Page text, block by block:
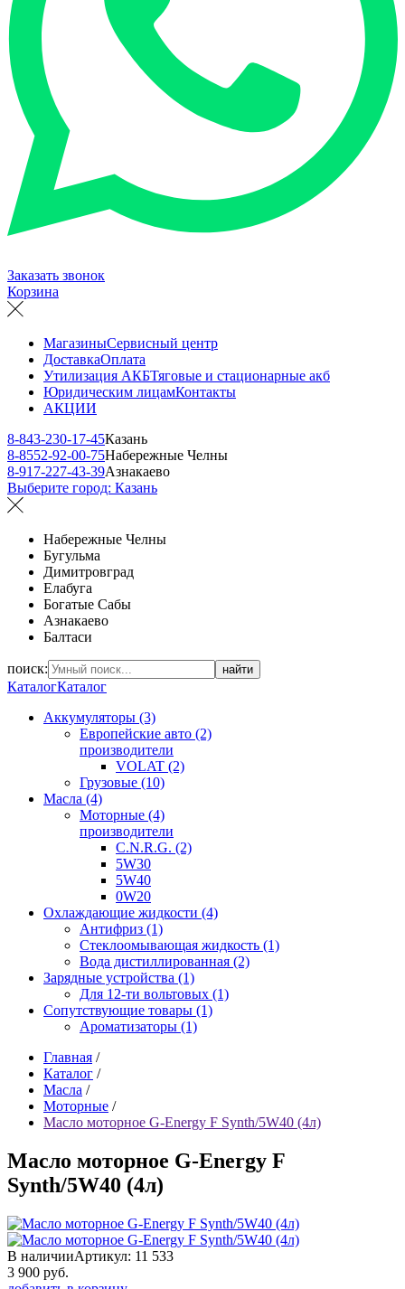
Заказать звонок
Корзина
МагазиныСервисный центр
ДоставкаОплата
Утилизация АКБТяговые и стационарные акб
Юридическим лицамКонтакты
АКЦИИ
8-843-230-17-45Казань
8-8552-92-00-75Набережные Челны
8-917-227-43-39Азнакаево
Выберите город: Казань
Набережные Челны
Бугульма
Димитровград
Елабуга
Богатые Сабы
Азнакаево
Балтаси
поиск: найти
КаталогКаталог
Аккумуляторы (3)
Европейские авто (2)
производители
VOLAT (2)
Грузовые (10)
Масла (4)
Моторные (4)
производители
C.N.R.G. (2)
5W30
5W40
0W20
Охлаждающие жидкости (4)
Антифриз (1)
Стеклоомывающая жидкость (1)
Вода дистиллированная (2)
Зарядные устройства (1)
Для 12-ти вольтовых (1)
Сопутствующие товары (1)
Ароматизаторы (1)
Главная /
Каталог /
Масла /
Моторные /
Масло моторное G-Energy F Synth/5W40 (4л)
Масло моторное G-Energy F
Synth/5W40 (4л)
В наличииАртикул: 11 533
3 900 руб.